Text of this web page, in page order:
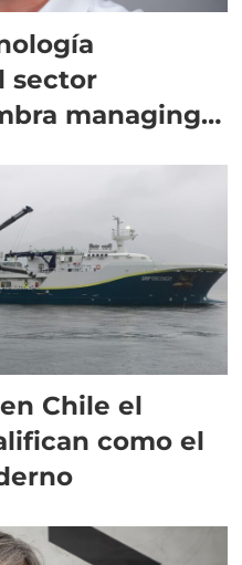
sector
managing
Chile el
como el